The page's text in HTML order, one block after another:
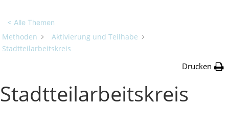
< Alle Themen
Methoden
Aktivierung und Teilhabe
Stadtteilarbeitskreis
Drucken
Stadtteilarbeitskreis